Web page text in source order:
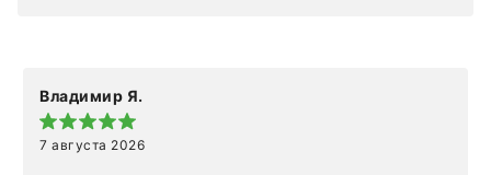
Владимир Я.
7 августа 2026